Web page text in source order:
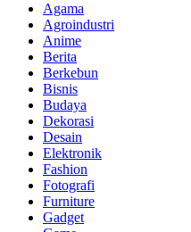
Agama
Agroindustri
Anime
Berita
Berkebun
Bisnis
Budaya
Dekorasi
Desain
Elektronik
Fashion
Fotografi
Furniture
Gadget